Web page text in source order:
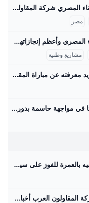
المقاولون العرب: عملاق البناء المصري شركة المقاولون العرب هي من أكبر شركات المقاولات في الشرق الأوسط وأفريقيا، وتمتلك خبرة تزيد عن 70 عامًا في تنفيذ مشروعات عملاقة بداخل مصر وخارجها. من أبرز المشروعات القومية التي تشرف عليها الشركة في مصر مشروع محور روض الفرج الذي يبلغ طوله حوالي 16.7 كم، ويربط شرق القاهرة بالطريق الإسكندرية الصحراوي مرورًا بنهر النيل، ويُعتبر هذا المشروع هو أول جسر معلق ضخم يتم تنفيذه بأيدي مصرية فقط، حيث يعمل فيه حوالي 4000 مهندس وفني وعامل بالإضافة إلى استخدام معدات ثقيلة ومتطورة.
مصر
المقاولون العرب: رواد البناء المصري وأعظم إنجازاتهم المقاولون العرب هي شركة مصرية عريقة في مجال المقاولات والبناء، لها تاريخ غني ومشهود يمتد لأكثر من نصف قرن، بدأت كشركة صغيرة في الأربعينيات حتى أصبحت أحد عمالقة المقاولات في الشرق الأوسط وأفريقيا. قام بتأسيسها المهندس عثمان أحمد عثمان عام 1955، وهو شخصية بارزة صنعت تاريخًا في مجال البناء، وقاد الشركة نحو إنجازات ضخمة خلدتها ذاكرة مصر والعالم العربي. واحدة من أعظم إنجازات المقاولون العرب هي مشاركتها في بناء السد العالي في أسوان، المشروع الذي يعتبر علامة فارقة في الهندسة الوطنية المصرية.
مشاريع وطنية
مواجهة منتظرة بالدوري الممتاز.. كل ما تريد معرفته عن مباراة المقاولون العرب وسيراميكا كليوباترا والقنوات الناقلة – جريدة مانشيت تتجه أنظار عشاق كرة القدم المصرية مساء اليوم الجمعة الموافق 29 أغسطس 2025 نحو ملعب عثمان أحمد عثمان، حيث يشهد افتتاح الجولة الخامسة من الدوري المصري الممتاز اقرأ أيضًا:اليوم.. موعد مباراة الزمالك وسيراميكا في الدوري المصري والقنوات الناقلة القنوات الناقلة لمواجهة المقاولون وسيراميكا كليوباترا يمكن للمشجعين متابعة أحداث مباراة المقاولون العرب وسيراميكا كليوباترا مباشرةً وحصريًا عبر شاشات مجموعة قنوات أون سبورت. تُعد هذه القنوات الناقل الرسمي والوحيد لجميع مباريات مسابقة الدوري المصري الممتاز، مما يضمن تغطية شاملة للمباراة المرتقبة بين الفريقين مع استوديو تحليلي قبل وبعد اللقاء لمناقشة كل التفاصيل الفنية والتكتيكية.
نقطة تحول؟.. المقاولون يصطدم بسيراميكا في مواجهة حاسمة بدوري nile اليوم – جريدة مانشيت يسعى فريق المقاولون العرب لتحقيق انتصاره الأول في الدوري المصري الممتاز عندما يستضيف سيراميكا كليوباترا مساء اليوم الجمعة في تمام الساعة السادسة، ضمن افتتاح اقرأ أيضًا:الموقف الأصعب على الإطلاق؟.. روبرتسون يفجر مفاجأة بشأن رحيل جوتا وتأثيره على ليفربول طموحات متباينة للفريقين في الدوري المصري يبحث المقاولون العرب، بقيادة مدربه محمد مكي، عن تحقيق نتيجة إيجابية تكسر سلسلة التعادلات والخسائر التي حققها الفريق في الجولات الماضية. اكتفى ذئاب الجبل بتعادلين وخسارة واحدة، كانت آخرها أمام بتروجت بهدف نظيف، مما يضعهم في موقف صعب في جدول الترتيب.
المقاولون العرب يحفز لاعبيه بالعمرة للفوز على سيراميكا في الدوري - اليوم السابع يستعد المقاولون العرب لمواجهة سيراميكا، في المباراة التي تجمع الفريقين في السادسة مساء الجمعة المقبلة، ضمن منافسات الجولة الخامسة من عمر مسابقة الدوري المقاولون العرب يحفز لاعبيه بالعمرة للفوز على سيراميكا في الدوري الثلاثاء، 26 أغسطس 2025 04:24 م اخبار المقاولون المقاولون العرب نادى المقاولون محمد مكى المقاولون وسيراميكا هل تعطل مصر مساعدات غزة؟ الإيكونوميست تجيب وتفضح أكاذيب الاحتلال والإخوان البنك المركزى يقرر خفض أسعار الفائدة على الإيداع والإقراض بنسبة 2% هذه الجهات إجازة الخميس المقبل بمناسبة المولد النبوى.
شركة المقاولون العرب شركة المقاولون العرب أخبار وتقارير اقتصادية قطار نواكشوط المتعثر يسير على سكة الانتقاد الشعبي لطالما أدى تعرقل بعض المشاريع التنموية في موريتانيا إلى زعزعة ثقة المواطن بمخططات الحكومات الانتخابات النيابية والمحلية في موريتانيا اختبار مبكر للاقتراع الرئاسي هموم المعيشة تسرق جمهور الكوميديا في موريتانيا أخبار وتقارير اقتصادية كيف تعززت الاستثمارات الخارجية المصرية في أفريقيا؟ - ماذا يعرقل ترسيم الحدود البحرية بين مصر وفلسطين؟ اقتصاد بتكلفة 2.9 مليار دولار… تنزانيا تبدأ طريق التنمية ببناء سد “ستيجلر جورج”